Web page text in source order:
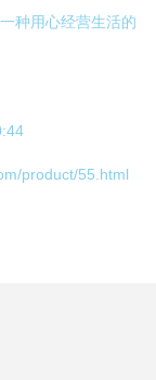
种用心经营生活的
product/55.html